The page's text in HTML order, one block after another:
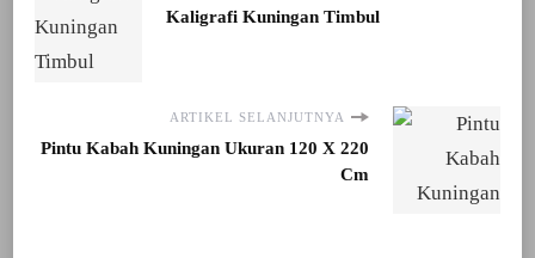
Kaligrafi Kuningan Timbul
ARTIKEL SELANJUTNYA
Pintu Kabah Kuningan Ukuran 120 X 220
Cm